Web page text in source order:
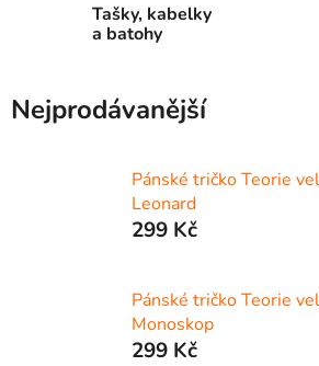
Tašky, kabelky
a batohy
Nejprodávanější
Pánské tričko Teorie
Leonard
299 Kč
Pánské tričko Teorie
Monoskop
299 Kč